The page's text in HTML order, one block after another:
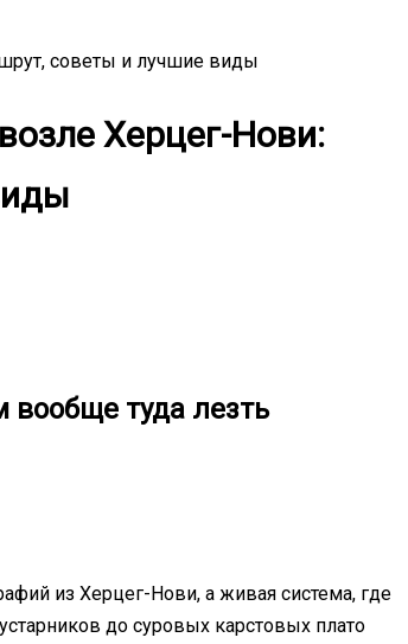
советы и лучшие виды
Херцег-Нови:
вообще туда лезть
из Херцег-Нови, а живая система, где
до суровых карстовых плато